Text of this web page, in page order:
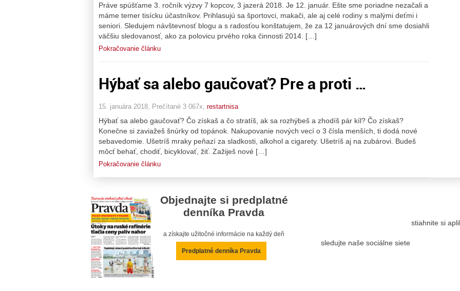
Práve spúšťame 3. ročník výzvy 7 kopcov, 3 jazerá 2018. Je 12. január. Ešte sme poriadne nezačali a
máme temer tisícku účastníkov. Prihlasujú sa športovci, makači, ale aj celé rodiny s malými deťmi i
seniori. Sledujem návštevnosť blogu a s radosťou konštatujem, že za 12 januárových dní sme dosiahli
väčšiu sledovanosť, ako za polovicu prvého roka činnosti 2014. […]
Pokračovanie článku
Hýbať sa alebo gaučovať? Pre a proti …
15. januára 2018, Prečítané 3 067x, restartnisa
Hýbať sa alebo gaučovať? Čo získaš a čo stratíš, ak sa rozhýbeš a zhodíš pár kíl? Čo získaš?
Konečne si zaviažeš šnúrky od topánok. Nakupovanie nových vecí o 3 čísla menších, ti dodá nové
sebavedomie. Ušetríš mraky peňazí za sladkosti, alkohol a cigarety. Ušetríš aj na zubárovi. Budeš
môcť behať, chodiť, bicyklovať, žiť. Zažiješ nové […]
Pokračovanie článku
Objednajte si predplatné
denníka Pravda
a získajte užitočné informácie na každý deň
Predplatné denníka Pravda
sledujte naše sociálne siete
stiahnite si